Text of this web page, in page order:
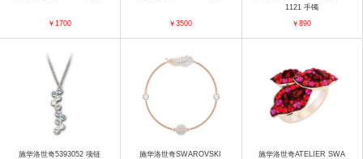
￥1700 ￥3500
1121 手镯
￥890
施华洛世奇5393052 项链 施华洛世奇SWAROVSKI 施华洛世奇ATELIER SWA